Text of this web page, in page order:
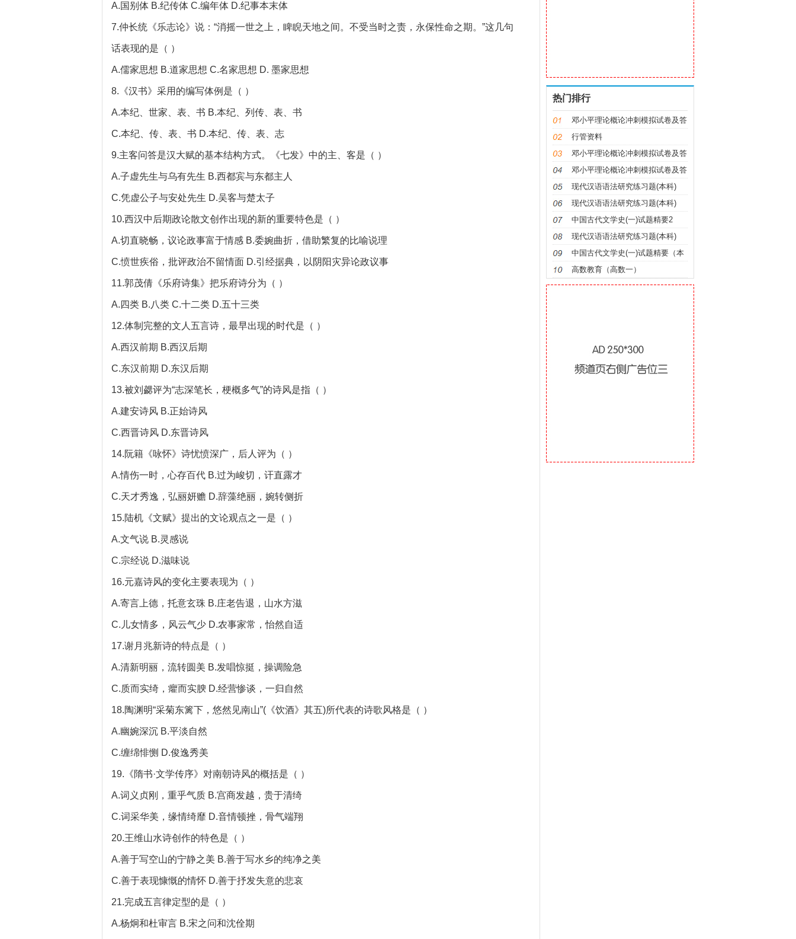
A.国别体 B.纪传体 C.编年体 D.纪事本末体
7.仲长统《乐志论》说：“消摇一世之上，睥睨天地之间。不受当时之责，永保性命之期。”这几句
话表现的是（ ）
A.儒家思想 B.道家思想 C.名家思想 D. 墨家思想
8.《汉书》采用的编写体例是（ ）
A.本纪、世家、表、书 B.本纪、列传、表、书
C.本纪、传、表、书 D.本纪、传、表、志
9.主客问答是汉大赋的基本结构方式。《七发》中的主、客是（ ）
A.子虚先生与乌有先生 B.西都宾与东都主人
C.凭虚公子与安处先生 D.吴客与楚太子
10.西汉中后期政论散文创作出现的新的重要特色是（ ）
A.切直晓畅，议论政事富于情感 B.委婉曲折，借助繁复的比喻说理
C.愤世疾俗，批评政治不留情面 D.引经据典，以阴阳灾异论政议事
11.郭茂倩《乐府诗集》把乐府诗分为（ ）
A.四类 B.八类 C.十二类 D.五十三类
12.体制完整的文人五言诗，最早出现的时代是（ ）
A.西汉前期 B.西汉后期
C.东汉前期 D.东汉后期
13.被刘勰评为“志深笔长，梗概多气”的诗风是指（ ）
A.建安诗风 B.正始诗风
C.西晋诗风 D.东晋诗风
14.阮籍《咏怀》诗忧愤深广，后人评为（ ）
A.情伤一时，心存百代 B.过为峻切，讦直露才
C.天才秀逸，弘丽妍赡 D.辞藻绝丽，婉转侧折
15.陆机《文赋》提出的文论观点之一是（ ）
A.文气说 B.灵感说
C.宗经说 D.滋味说
16.元嘉诗风的变化主要表现为（ ）
A.寄言上德，托意玄珠 B.庄老告退，山水方滋
C.儿女情多，风云气少 D.农事家常，怡然自适
17.谢月兆新诗的特点是（ ）
A.清新明丽，流转圆美 B.发唱惊挺，操调险急
C.质而实绮，癯而实腴 D.经营惨谈，一归自然
18.陶渊明“采菊东篱下，悠然见南山”(《饮酒》其五)所代表的诗歌风格是（ ）
A.幽婉深沉 B.平淡自然
C.缠绵悱恻 D.俊逸秀美
19.《隋书·文学传序》对南朝诗风的概括是（ ）
A.词义贞刚，重乎气质 B.宫商发越，贵于清绮
C.词采华美，缘情绮靡 D.音情顿挫，骨气端翔
20.王维山水诗创作的特色是（ ）
A.善于写空山的宁静之美 B.善于写水乡的纯净之美
C.善于表现慷慨的情怀 D.善于抒发失意的悲哀
21.完成五言律定型的是（ ）
A.杨炯和杜审言 B.宋之问和沈佺期
热门排行
邓小平理论概论冲刺模拟试卷及答
案
行管资料
邓小平理论概论冲刺模拟试卷及答
案
邓小平理论概论冲刺模拟试卷及答
案
现代汉语语法研究练习题(本科)
现代汉语语法研究练习题(本科)
中国古代文学史(一)试题精要2
现代汉语语法研究练习题(本科)
中国古代文学史(一)试题精要（本
科）
高数教育（高数一）